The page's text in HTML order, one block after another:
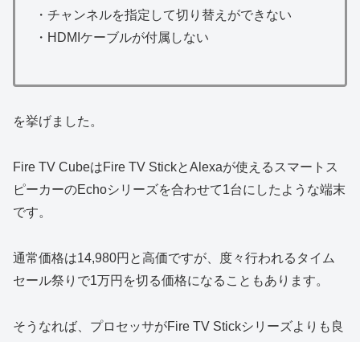
・ チャンネルを指定して切り替えができない
・ HDMIケーブルが付属しない
を挙げました。
Fire TV CubeはFire TV StickとAlexaが使えるスマートス
ピーカーのEchoシリーズを合わせて1台にしたような端末
です。
通常価格は14,980円と高価ですが、度々行われるタイム
セール祭りで1万円を切る価格になることもあります。
そうなれば、プロセッサがFire TV Stickシリーズよりも良